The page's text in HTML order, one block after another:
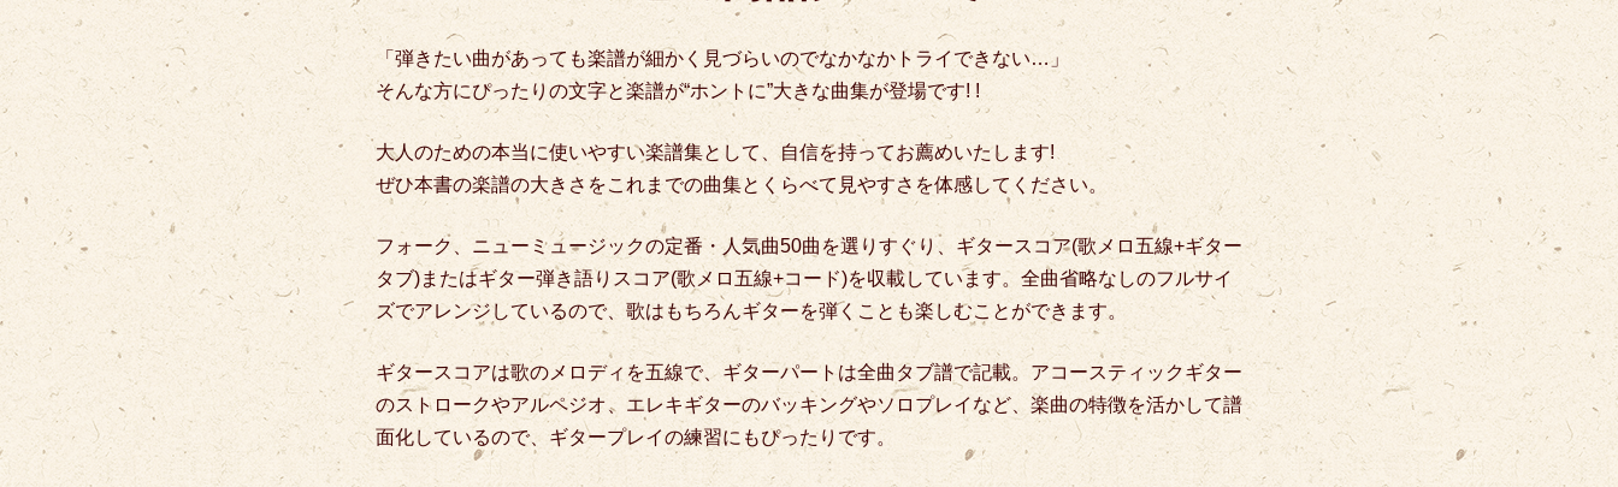
「弾きたい曲があっても楽譜が細かく見づらいのでなかなかトライできない…」
そんな方にぴったりの文字と楽譜が“ホントに”大きな曲集が登場です! !
大人のための本当に使いやすい楽譜集として、自信を持ってお薦めいたします!
ぜひ本書の楽譜の大きさをこれまでの曲集とくらべて見やすさを体感してください。
フォーク、ニューミュージックの定番・人気曲50曲を選りすぐり、ギタースコア(歌メロ五線+ギター
タブ)またはギター弾き語りスコア(歌メロ五線+コード)を収載しています。 全曲省略なしのフルサイ
ズでアレンジしているので、歌はもちろんギターを弾くことも楽しむことができます。
ギタースコアは歌のメロディを五線で、ギターパートは全曲タブ譜で記載。 アコースティックギター
のストロークやアルペジオ、エレキギターのバッキングやソロプレイなど、楽曲の特徴を活かして譜
面化しているので、ギタープレイの練習にもぴったりです。